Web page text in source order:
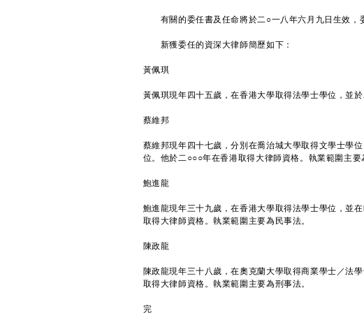
有關的委任書及任命將於二○一八年六月九日生效，
新獲委任的資深大律師簡歷如下：
黃佩琪
黃佩琪現年四十五歲，在香港大學取得法學士學位，並
蔡維邦
蔡維邦現年四十七歲，分別在喬治城大學取得文學士學
位。他於二○○○年在香港取得大律師資格。執業範圍主要
鮑進龍
鮑進龍現年三十九歲，在香港大學取得法學士學位，並
取得大律師資格。執業範圍主要為民事法。
陳政龍
陳政龍現年三十八歲，在奧克蘭大學取得商業學士／法
取得大律師資格。執業範圍主要為刑事法。
完